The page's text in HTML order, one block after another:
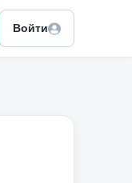
Войти